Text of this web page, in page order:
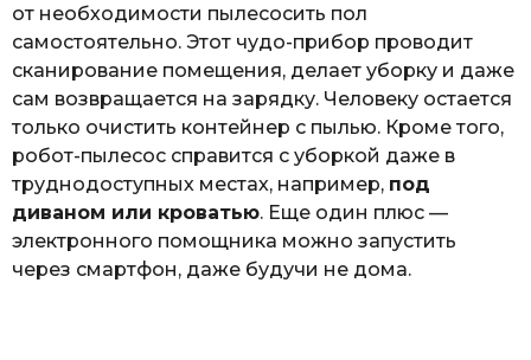
от необходимости пылесосить пол
самостоятельно. Этот чудо-прибор проводит
сканирование помещения, делает уборку и даже
сам возвращается на зарядку. Человеку остается
только очистить контейнер с пылью. Кроме того,
робот-пылесос справится с уборкой даже в
труднодоступных местах, например, под
диваном или кроватью. Еще один плюс —
электронного помощника можно запустить
через смартфон, даже будучи не дома.